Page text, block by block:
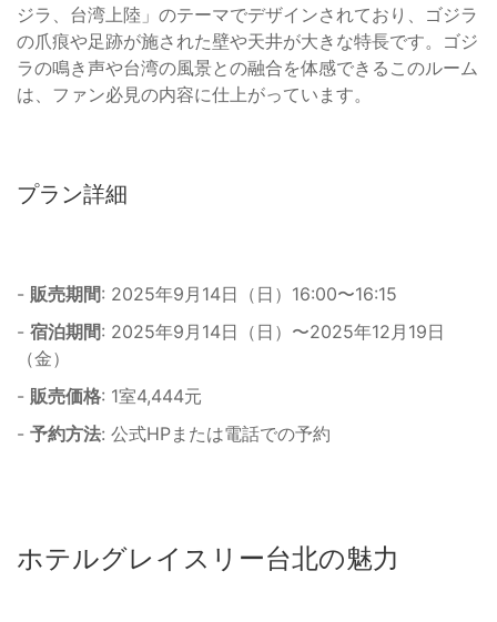
ジラ、台湾上陸」のテーマでデザインされており、ゴジラ
の爪痕や足跡が施された壁や天井が大きな特長です。ゴジ
ラの鳴き声や台湾の風景との融合を体感できるこのルーム
は、ファン必見の内容に仕上がっています。
プラン詳細
- 販売期間: 2025年9月14日（日）16:00〜16:15
- 宿泊期間: 2025年9月14日（日）〜2025年12月19日
（金）
- 販売価格: 1室4,444元
- 予約方法: 公式HPまたは電話での予約
ホテルグレイスリー台北の魅力